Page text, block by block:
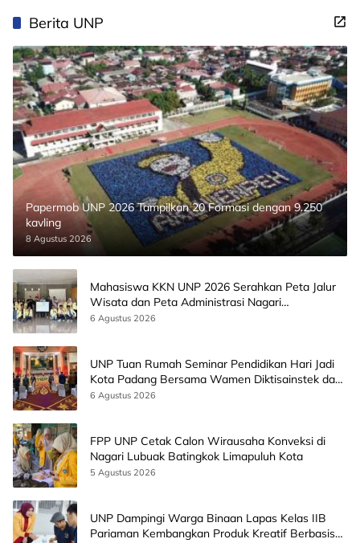
Berita UNP
Papermob UNP 2026 Tampilkan 20 Formasi dengan 9.250
kavling
8 Agustus 2026
Mahasiswa KKN UNP 2026 Serahkan Peta Jalur
Wisata dan Peta Administrasi Nagari
Paninggahan
6 Agustus 2026
UNP Tuan Rumah Seminar Pendidikan Hari Jadi
Kota Padang Bersama Wamen Diktisainstek dan
CEO EMGS Malaysia
6 Agustus 2026
FPP UNP Cetak Calon Wirausaha Konveksi di
Nagari Lubuak Batingkok Limapuluh Kota
5 Agustus 2026
UNP Dampingi Warga Binaan Lapas Kelas IIB
Pariaman Kembangkan Produk Kreatif Berbasis